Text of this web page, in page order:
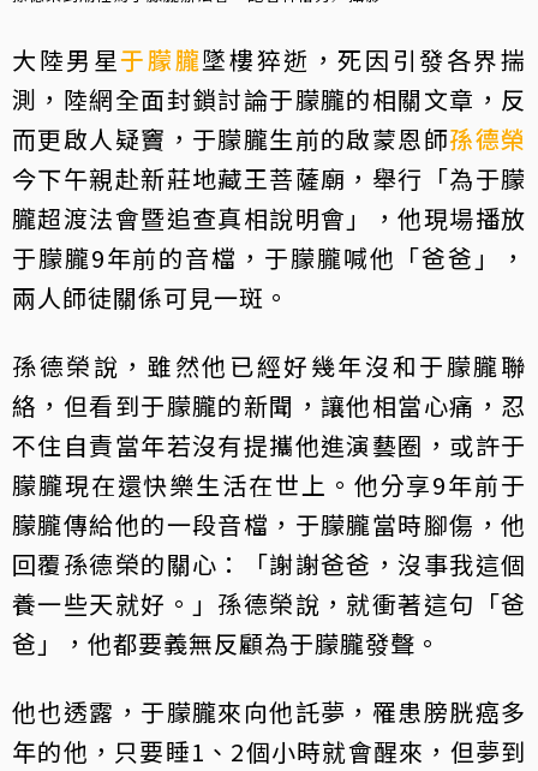
大陸男星于朦朧墜樓猝逝，死因引發各界揣
測，陸網全面封鎖討論于朦朧的相關文章，反
而更啟人疑竇，于朦朧生前的啟蒙恩師孫德榮
今下午親赴新莊地藏王菩薩廟，舉行「為于朦
朧超渡法會暨追查真相說明會」，他現場播放
于朦朧9年前的音檔，于朦朧喊他「爸爸」，
兩人師徒關係可見一斑。
孫德榮說，雖然他已經好幾年沒和于朦朧聯
絡，但看到于朦朧的新聞，讓他相當心痛，忍
不住自責當年若沒有提攜他進演藝圈，或許于
朦朧現在還快樂生活在世上。他分享9年前于
朦朧傳給他的一段音檔，于朦朧當時腳傷，他
回覆孫德榮的關心：「謝謝爸爸，沒事我這個
養一些天就好。」孫德榮說，就衝著這句「爸
爸」，他都要義無反顧為于朦朧發聲。
他也透露，于朦朧來向他託夢，罹患膀胱癌多
年的他，只要睡1、2個小時就會醒來，但夢到